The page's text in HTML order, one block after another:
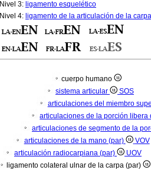
Nivel 3: ligamento esquelético
Nivel 4: ligamento de la articulación de la carpa
cuerpo humano
sistema articular
SOS
articulaciones del miembro
articulaciones de la porción
articulaciones de segmento de la
articulaciones de la mano (par)
VOV
articulación radiocarpiana (par)
UOV
ligamento colateral ulnar de la carpa (par)